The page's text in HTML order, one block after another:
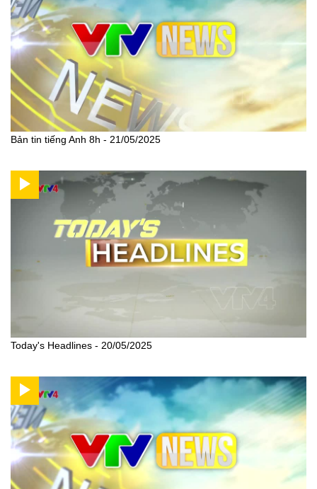
Bản tin tiếng Anh 8h - 21/05/2025
Today's Headlines - 20/05/2025